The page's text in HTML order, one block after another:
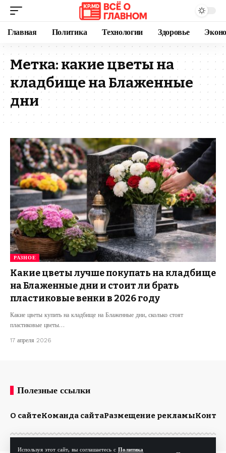
Используя этот сайт, вы соглашаетесь с Политика
Главная Политика Технологии Здоровье
Метка: какие цветы на
кладбище на Блаженные
дни
РАЗНОЕ
Какие цветы лучше покупать на кладбище
на Блаженные дни и стоит ли брать
пластиковые венки в 2026 году
Какие цветы купить на кладбище на Блаженные дни, сколько стоят
пластиковые цветы…
17 апреля 2026
Полезные ссылки
О сайтеКоманда сайтаРазмещение рекламы